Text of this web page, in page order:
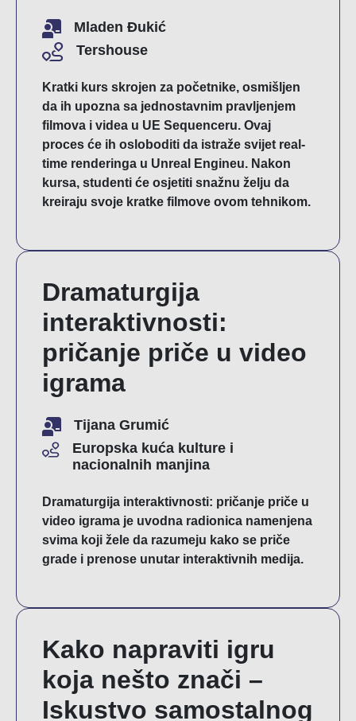
Mladen Đukić
Tershouse
Kratki kurs skrojen za početnike, osmišljen
da ih upozna sa jednostavnim pravljenjem
filmova i videa u UE Sequenceru. Ovaj
proces će ih osloboditi da istraže svijet real-
time renderinga u Unreal Engineu. Nakon
kursa, studenti će osjetiti snažnu želju da
kreiraju svoje kratke filmove ovom tehnikom.
Dramaturgija
interaktivnosti:
pričanje priče u video
igrama
Tijana Grumić
Europska kuća kulture i
nacionalnih manjina
Dramaturgija interaktivnosti: pričanje priče u
video igrama je uvodna radionica namenjena
svima koji žele da razumeju kako se priče
grade i prenose unutar interaktivnih medija.
Kako napraviti igru
koja nešto znači –
Iskustvo samostalnog